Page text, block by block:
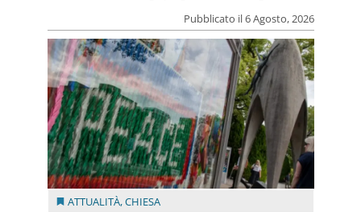
Pubblicato il 6 Agosto, 2026
ATTUALITÀ,CHIESA